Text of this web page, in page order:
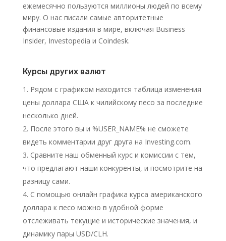
ежемесячно пользуются миллионы людей по всему
миру. О нас писали самые авторитетные
финансовые издания в мире, включая Business
Insider, Investopedia и Coindesk.
Курсы других валют
Рядом с графиком находится таблица изменения
цены доллара США к чилийскому песо за последние
несколько дней.
После этого вы и %USER_NAME% не сможете
видеть комментарии друг друга на Investing.com.
Сравните наш обменный курс и комиссии с тем,
что предлагают наши конкуренты, и посмотрите на
разницу сами.
С помощью онлайн графика курса американского
доллара к песо можно в удобной форме
отслеживать текущие и исторические значения, и
динамику пары USD/CLH.